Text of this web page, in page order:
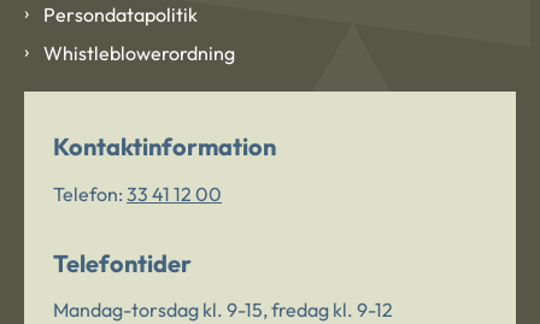
Persondatapolitik
Whistleblowerordning
Kontaktinformation
Telefon: 33 41 12 00
Telefontider
Mandag-torsdag kl. 9-15, fredag kl. 9-12